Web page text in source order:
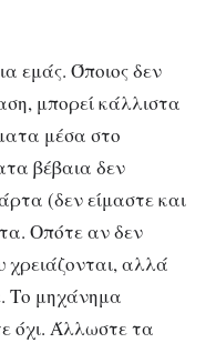
εμάς. Όποιος δεν
μπορεί κάλλιστα
μέσα στο
βέβαια δεν
(δεν είμαστε και
Οπότε αν δεν
αλλά
Το μηχάνημα
όχι. Άλλωστε τα